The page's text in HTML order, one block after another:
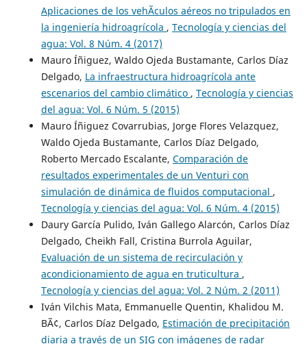
Aplicaciones de los vehÃ­culos aéreos no tripulados en
la ingeniería hidroagrícola , Tecnología y ciencias del
agua: Vol. 8 Núm. 4 (2017)
Mauro Íñiguez, Waldo Ojeda Bustamante, Carlos Díaz
Delgado, La infraestructura hidroagrícola ante
escenarios del cambio climático , Tecnología y ciencias
del agua: Vol. 6 Núm. 5 (2015)
Mauro Íñiguez Covarrubias, Jorge Flores Velazquez,
Waldo Ojeda Bustamante, Carlos Díaz Delgado,
Roberto Mercado Escalante, Comparación de
resultados experimentales de un Venturi con
simulación de dinámica de fluidos computacional ,
Tecnología y ciencias del agua: Vol. 6 Núm. 4 (2015)
Daury García Pulido, Iván Gallego Alarcón, Carlos Díaz
Delgado, Cheikh Fall, Cristina Burrola Aguilar,
Evaluación de un sistema de recirculación y
acondicionamiento de agua en truticultura ,
Tecnología y ciencias del agua: Vol. 2 Núm. 2 (2011)
Iván Vilchis Mata, Emmanuelle Quentin, Khalidou M.
BÃ¢, Carlos Díaz Delgado, Estimación de precipitación
diaria a través de un SIG con imágenes de radar